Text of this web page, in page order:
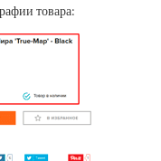
товара: